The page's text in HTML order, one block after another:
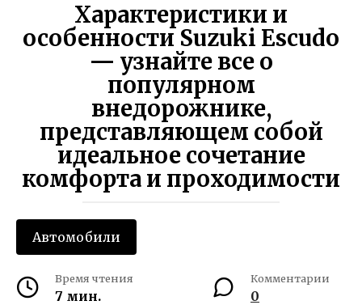
Характеристики и
особенности Suzuki Escudo
— узнайте все о
популярном
внедорожнике,
представляющем собой
идеальное сочетание
комфорта и проходимости
Автомобили
Время чтения
7 мин.
Комментарии
0